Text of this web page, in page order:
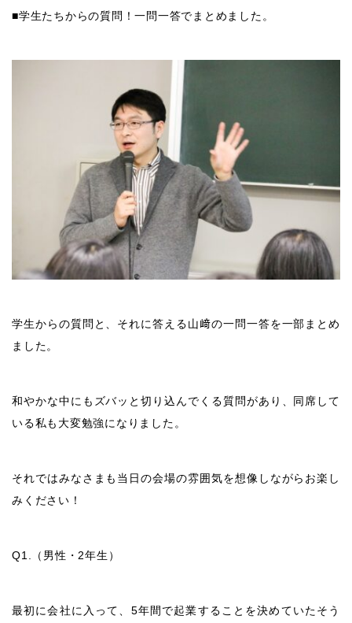
■学生たちからの質問！一問一答でまとめました。
学生からの質問と、それに答える山﨑の一問一答を一部まとめ
ました。
和やかな中にもズバッと切り込んでくる質問があり、同席して
いる私も大変勉強になりました。
それではみなさまも当日の会場の雰囲気を想像しながらお楽し
みください！
Q1. （男性・ 2年生）
最初に会社に入って、 5年間で起業することを決めていたそう